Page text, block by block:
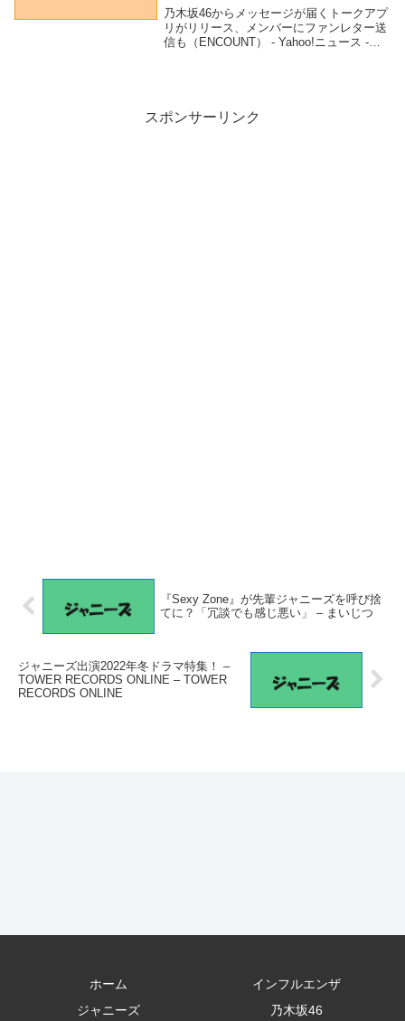
（ENCOUNT） – Yahoo!ニュース
– Yahoo!ニュース
乃木坂46からメッセージが届くトークアプ
リがリリース、メンバーにファンレター送
信も（ENCOUNT） - Yahoo!ニュース -
スポンサーリンク
『Sexy Zone』が先輩ジャニーズを呼び捨
てに？「冗談でも感じ悪い」 – まいじつ
ジャニーズ出演2022年冬ドラマ特集！ –
TOWER RECORDS ONLINE – TOWER
RECORDS ONLINE
ホーム
インフルエンザ
ジャニーズ
乃木坂46